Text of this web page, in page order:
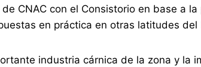
CNAC con el Consistorio en base a
en práctica en otras latitudes del
industria cárnica de la zona y la